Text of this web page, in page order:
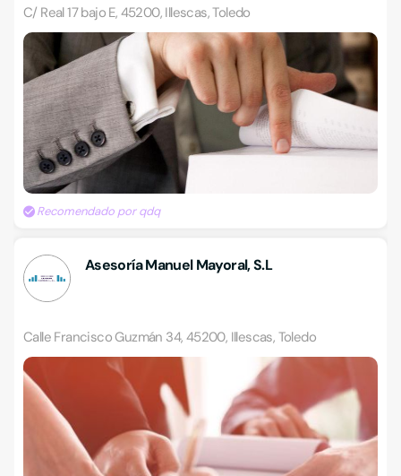
C/ Real 17 bajo E, 45200, Illescas, Toledo
Recomendado por qdq
Asesoría Manuel Mayoral, S.L
Calle Francisco Guzmán 34, 45200, Illescas, Toledo